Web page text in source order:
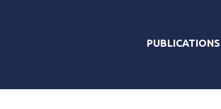
PUBLICATIONS